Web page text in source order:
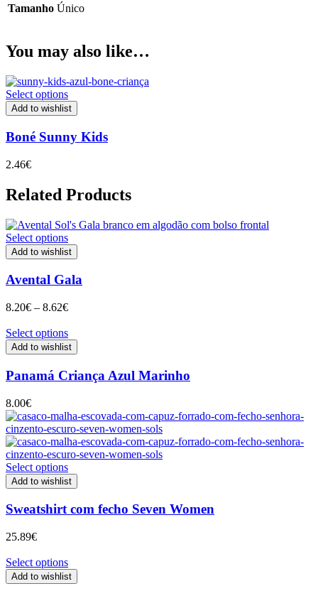
Tamanho Único
You may also like…
Select options
Add to wishlist
Boné Sunny Kids
2.46€
Related Products
Select options
Add to wishlist
Avental Gala
8.20€ – 8.62€Price
8.20€
through
8.62€
Select options
Add to wishlist
Panamá Criança Azul Marinho
8.00€
Select options
Add to wishlist
Sweatshirt com fecho Seven Women
25.89€
Select options
Add to wishlist